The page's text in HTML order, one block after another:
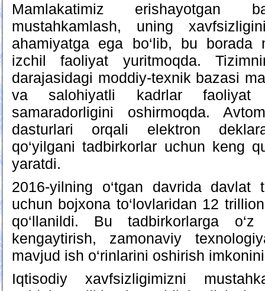
Mamlakatimiz erishayotgan
mustahkamlash, uning
ahamiyatga ega bo‘lib, bu borada
izchil faoliyat yuritmoqda.
darajasidagi moddiy-texnik bazasi
va salohiyatli kadrlar faoliyat
samaradorligini oshirmoqda.
dasturlari orqali elektron
qo‘yilgani tadbirkorlar uchun keng
yaratdi.
2016-yilning o‘tgan davrida davlat
uchun bojxona to‘lovlaridan 12
qo‘llanildi. Bu tadbirkorlarga
kengaytirish, zamonaviy
mavjud ish o‘rinlarini oshirish
Iqtisodiy xavfsizligimizni